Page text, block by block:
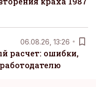
06.08.26, 13:26
расчет: ошибки,